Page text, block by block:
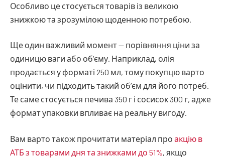
Особливо це стосується товарів із великою
знижкою та зрозумілою щоденною потребою.
Ще один важливий момент — порівняння ціни за
одиницю ваги або об’єму. Наприклад, олія
продається у форматі 250 мл, тому покупцю варто
оцінити, чи підходить такий об’єм для його потреб.
Те саме стосується печива 350 г і сосисок 300 г, адже
формат упаковки впливає на реальну вигоду.
Вам варто також прочитати матеріал про акцію в
АТБ з товарами дня та знижками до 51%, якщо